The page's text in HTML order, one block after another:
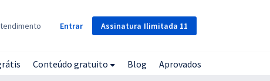
Assinatura Ilimitada 11
Entrar
Conteúdo gratuito Blog Aprovados